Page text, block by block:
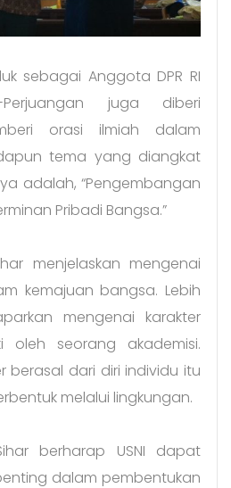
sebagai Anggota DPR RI
juga diberi
orasi ilmiah dalam
tema yang diangkat
adalah, “Pengembangan
Pribadi Bangsa.”
menjelaskan mengenai
kemajuan bangsa. Lebih
mengenai karakter
oleh seorang akademisi.
berasal dari diri individu itu
melalui lingkungan.
berharap USNI dapat
dalam pembentukan